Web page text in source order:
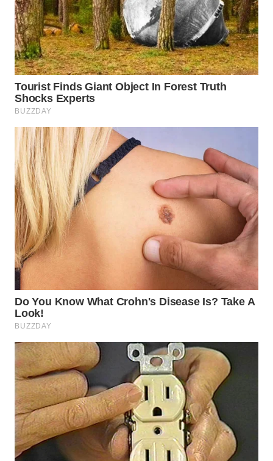
WN
BOGOR
WN
DEPOK
WN
UTARA
WN
SAMOSIR
WN
PADANG
LAWAS
WN
CIANJUR
WN
KEPULAUAN
SERIBU
WN
TANGERANG